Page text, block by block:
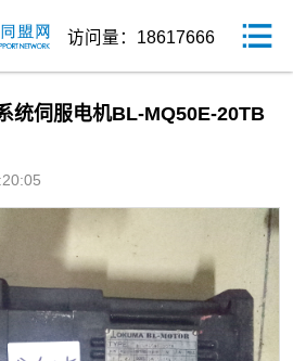
访问量：18617666
统伺服电机BL-MQ50E-20TB